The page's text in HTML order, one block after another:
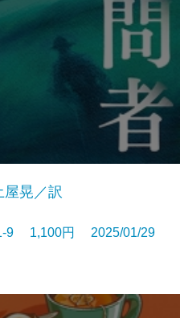
晃／訳
9 1,100円 2025/01/29